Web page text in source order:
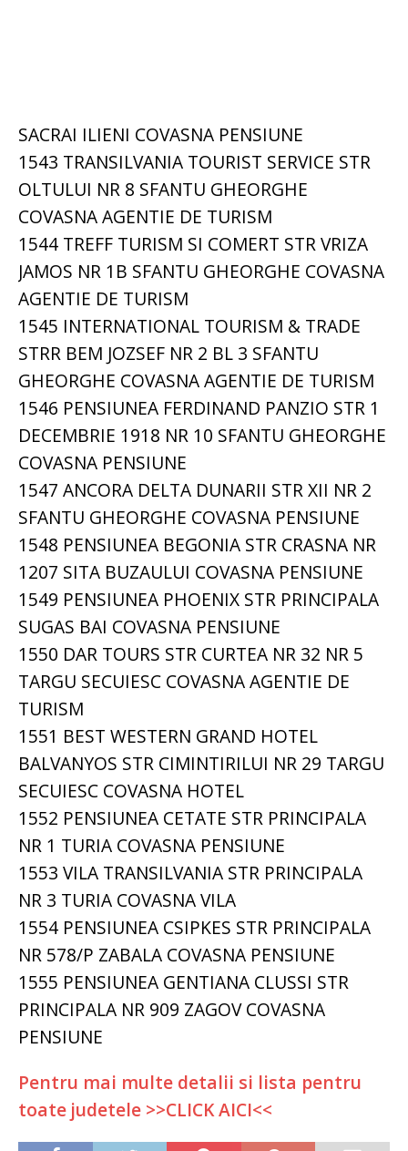
SACRAI ILIENI COVASNA PENSIUNE
1543 TRANSILVANIA TOURIST SERVICE STR
OLTULUI NR 8 SFANTU GHEORGHE
COVASNA AGENTIE DE TURISM
1544 TREFF TURISM SI COMERT STR VRIZA
JAMOS NR 1B SFANTU GHEORGHE COVASNA
AGENTIE DE TURISM
1545 INTERNATIONAL TOURISM & TRADE
STRR BEM JOZSEF NR 2 BL 3 SFANTU
GHEORGHE COVASNA AGENTIE DE TURISM
1546 PENSIUNEA FERDINAND PANZIO STR 1
DECEMBRIE 1918 NR 10 SFANTU GHEORGHE
COVASNA PENSIUNE
1547 ANCORA DELTA DUNARII STR XII NR 2
SFANTU GHEORGHE COVASNA PENSIUNE
1548 PENSIUNEA BEGONIA STR CRASNA NR
1207 SITA BUZAULUI COVASNA PENSIUNE
1549 PENSIUNEA PHOENIX STR PRINCIPALA
SUGAS BAI COVASNA PENSIUNE
1550 DAR TOURS STR CURTEA NR 32 NR 5
TARGU SECUIESC COVASNA AGENTIE DE
TURISM
1551 BEST WESTERN GRAND HOTEL
BALVANYOS STR CIMINTIRILUI NR 29 TARGU
SECUIESC COVASNA HOTEL
1552 PENSIUNEA CETATE STR PRINCIPALA
NR 1 TURIA COVASNA PENSIUNE
1553 VILA TRANSILVANIA STR PRINCIPALA
NR 3 TURIA COVASNA VILA
1554 PENSIUNEA CSIPKES STR PRINCIPALA
NR 578/P ZABALA COVASNA PENSIUNE
1555 PENSIUNEA GENTIANA CLUSSI STR
PRINCIPALA NR 909 ZAGOV COVASNA
PENSIUNE
Pentru mai multe detalii si lista pentru
toate judetele >>CLICK AICI<<